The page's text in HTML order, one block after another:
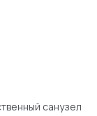
санузел